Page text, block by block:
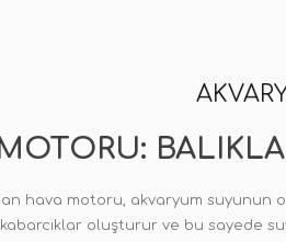
hava motoru, akvaryum suyunun
oluşturur ve bu sayede